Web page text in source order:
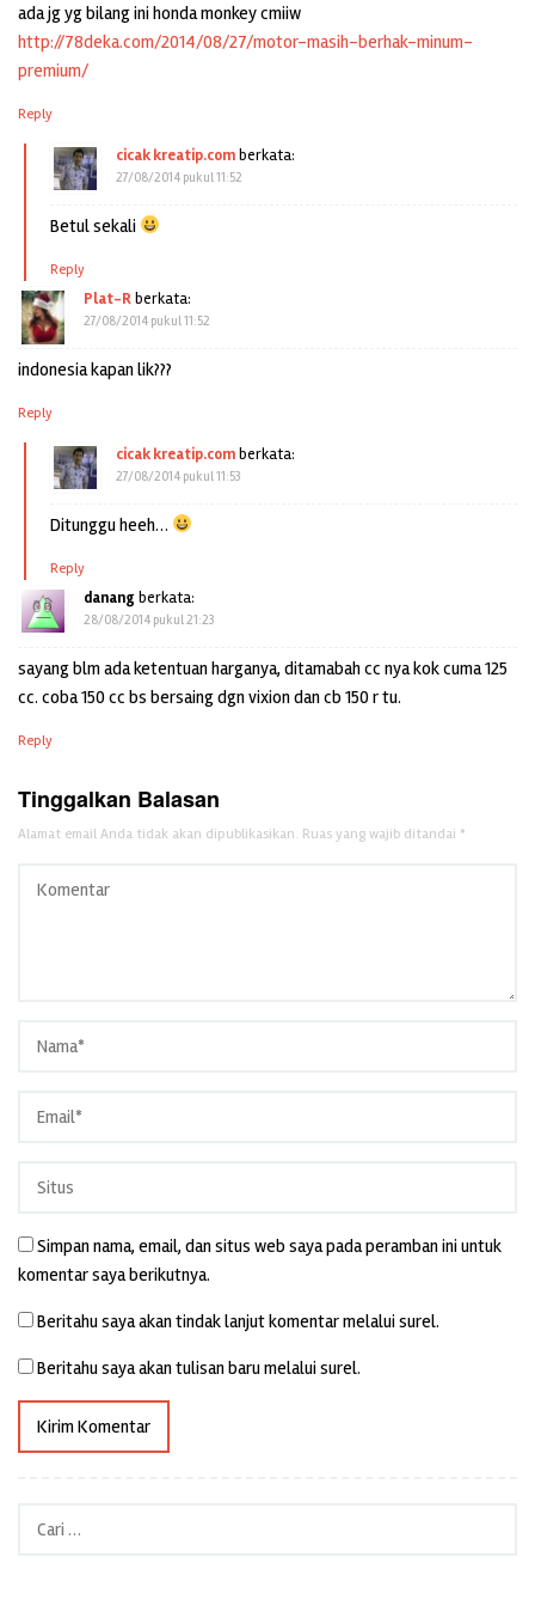
ada jg yg bilang ini honda monkey cmiiw
http://78deka.com/2014/08/27/motor-masih-berhak-minum-
premium/
Reply
cicak kreatip.comberkata:
27/08/2014 pukul 11:52
Betul sekali
Reply
Plat-Rberkata:
27/08/2014 pukul 11:52
indonesia kapan lik???
Reply
cicak kreatip.comberkata:
27/08/2014 pukul 11:53
Ditunggu heeh…
Reply
danangberkata:
28/08/2014 pukul 21:23
sayang blm ada ketentuan harganya, ditamabah cc nya kok cuma 125
cc. coba 150 cc bs bersaing dgn vixion dan cb 150 r tu.
Reply
Tinggalkan Balasan
Alamat email Anda tidak akan dipublikasikan. Ruas yang wajib ditandai *
Simpan nama, email, dan situs web saya pada peramban ini untuk
komentar saya berikutnya.
Beritahu saya akan tindak lanjut komentar melalui surel.
Beritahu saya akan tulisan baru melalui surel.